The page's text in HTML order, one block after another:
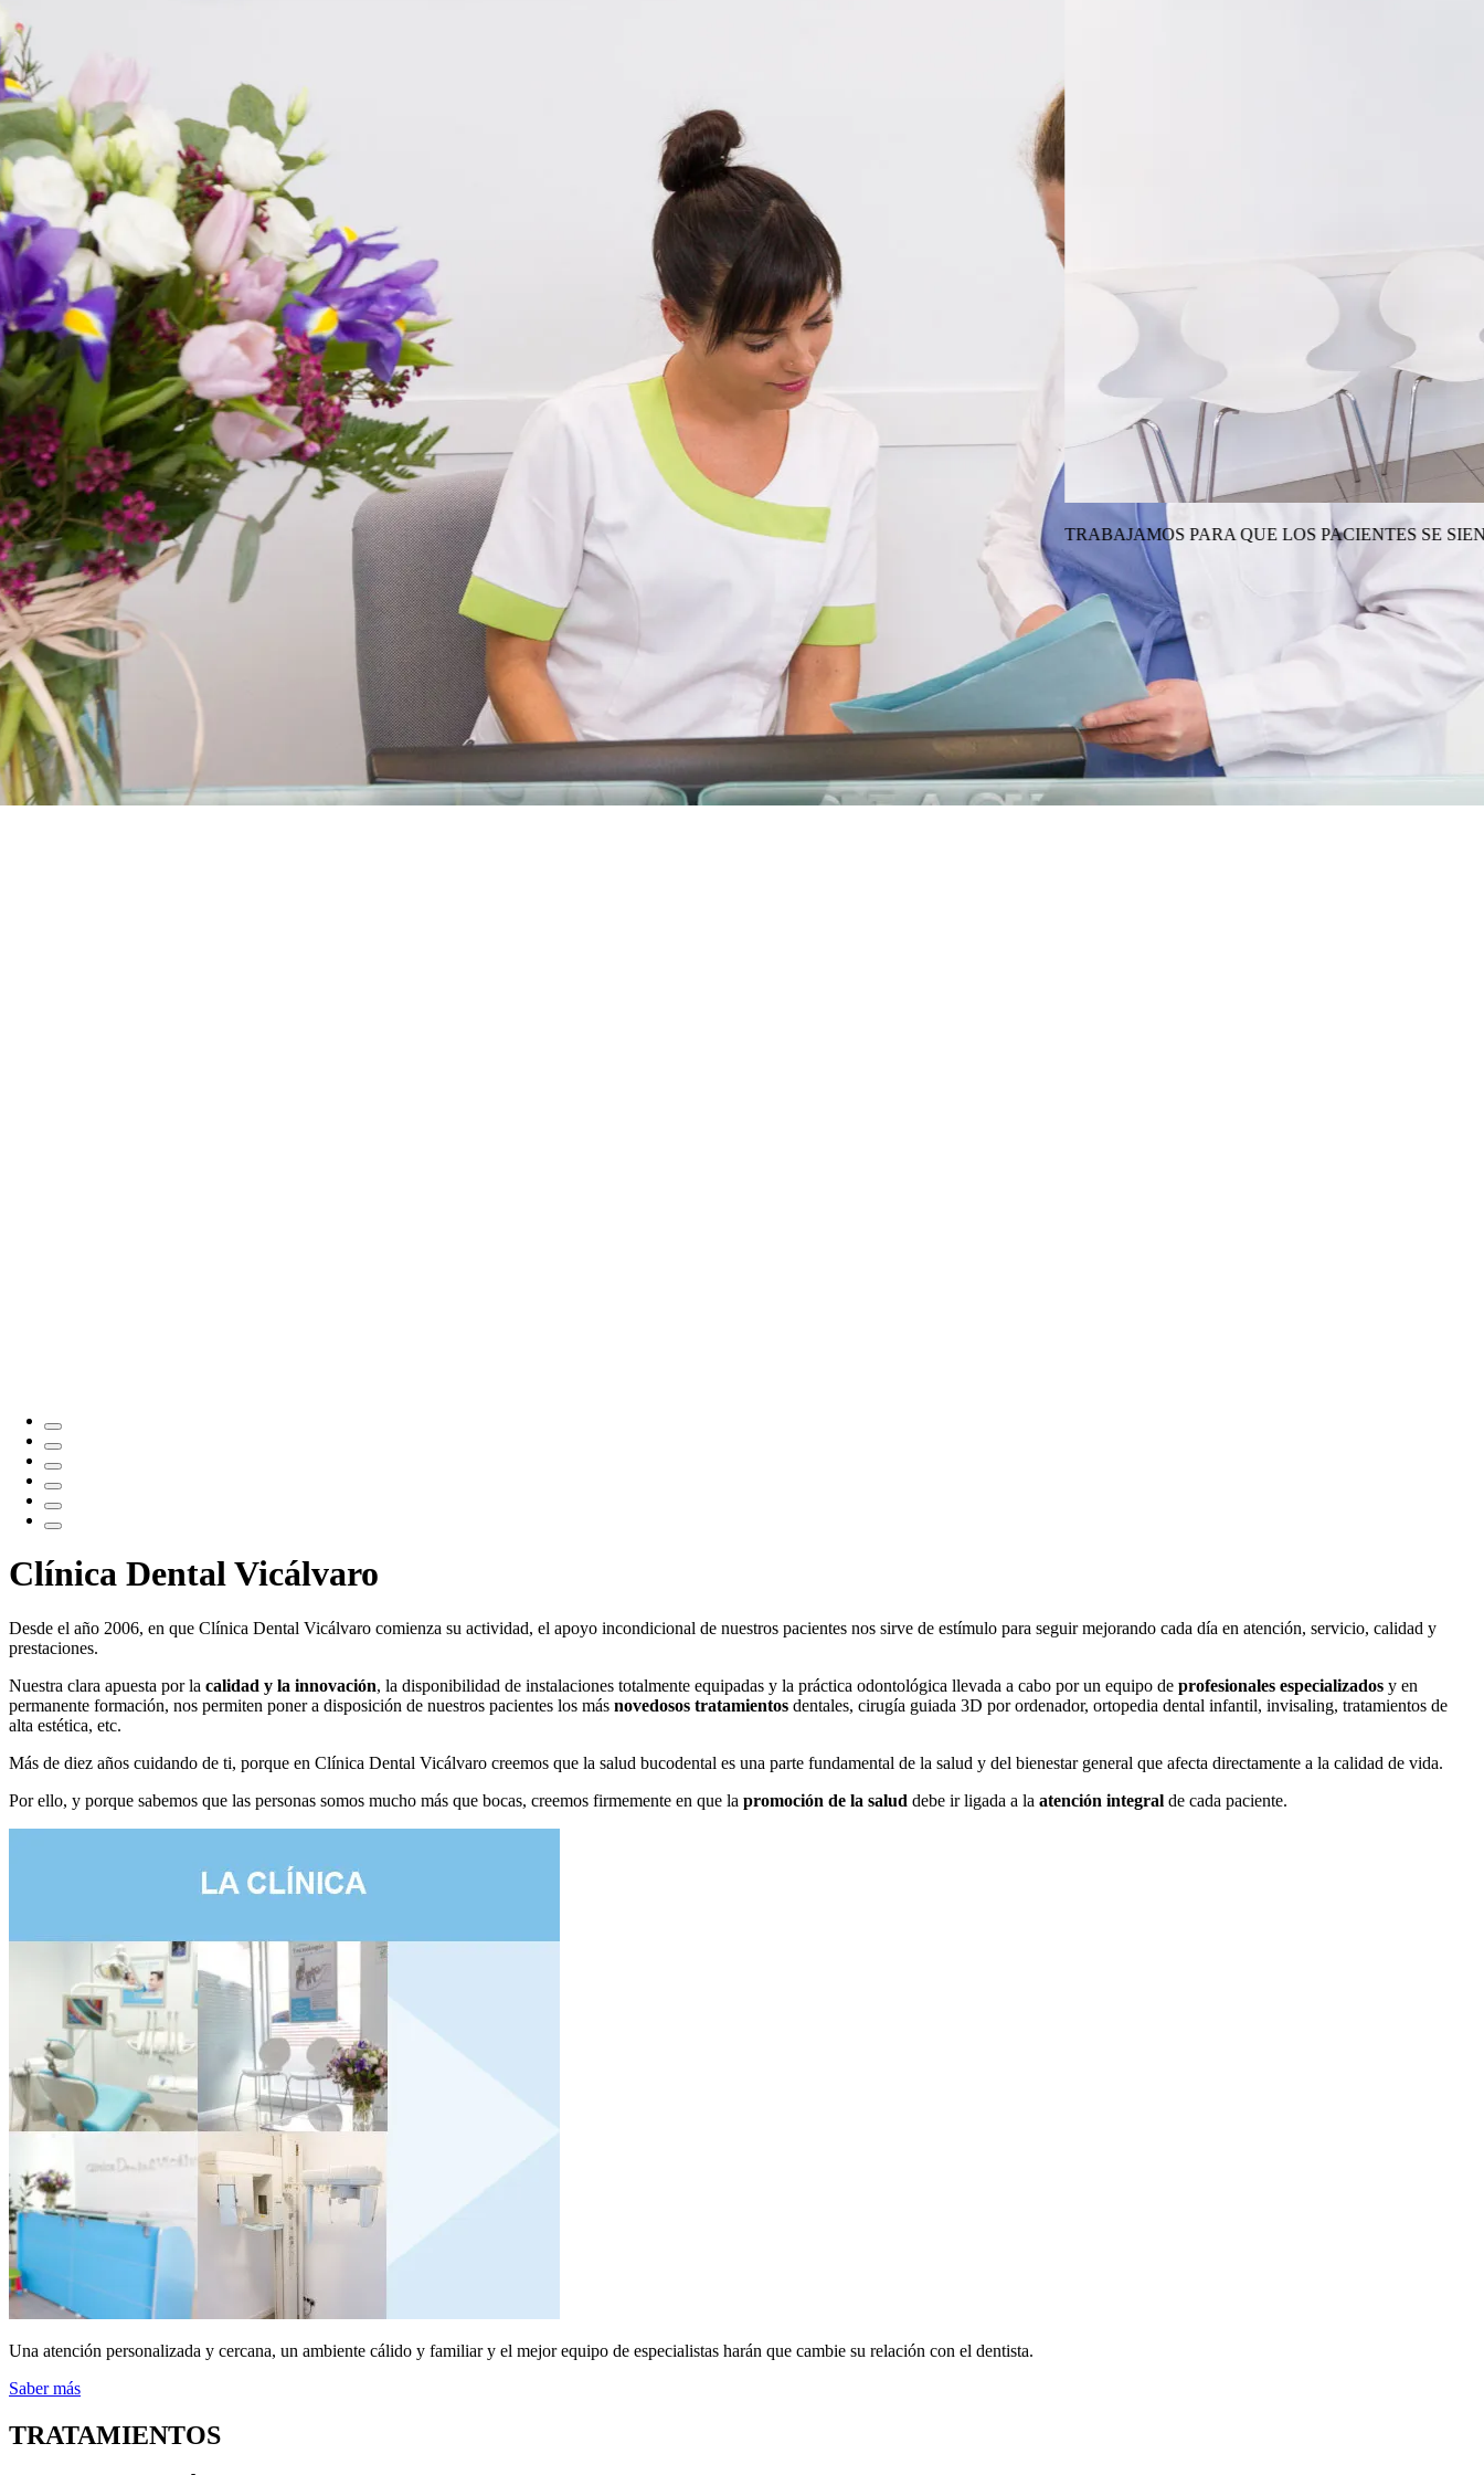
TRABAJAMOS PARA QUE LOS PACIENTES SE SIENTAN CÓMODOS, EN UN AMBIENTE TRANQUILO , AMABLE Y CONFORTABLE.
Clínica Dental Vicálvaro
Desde el año 2006, en que Clínica Dental Vicálvaro comienza su actividad, el apoyo incondicional de nuestros pacientes nos sirve de estímulo para seguir mejorando cada día en atención, servicio, calidad y
prestaciones.
Nuestra clara apuesta por la calidad y la innovación, la disponibilidad de instalaciones totalmente equipadas y la práctica odontológica llevada a cabo por un equipo de profesionales especializados y en
permanente formación, nos permiten poner a disposición de nuestros pacientes los más novedosos tratamientos dentales, cirugía guiada 3D por ordenador, ortopedia dental infantil, invisaling, tratamientos de
alta estética, etc.
Más de diez años cuidando de ti, porque en Clínica Dental Vicálvaro creemos que la salud bucodental es una parte fundamental de la salud y del bienestar general que afecta directamente a la calidad de vida.
Por ello, y porque sabemos que las personas somos mucho más que bocas, creemos firmemente en que la promoción de la salud debe ir ligada a la atención integral de cada paciente.
Una atención personalizada y cercana, un ambiente cálido y familiar y el mejor equipo de especialistas harán que cambie su relación con el dentista.
Saber más
TRATAMIENTOS